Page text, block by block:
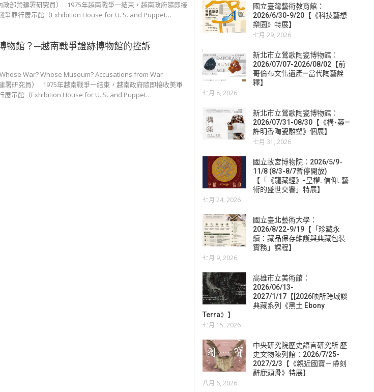
部營建署研究員） 1975年越南戰爭一結束，越南政府隨即接
爭罪行展示館（Exhibition House for U. S. and Puppet…
物館？─越南戰爭證跡博物館的控訴
War? Whose Museum? Accusations from War
研究員） 1975年越南戰爭一結束，越南政府隨即接收美軍
展示館（Exhibition House for U. S. and Puppet…
國立臺灣藝術教育館：
2026/6/30-9/20【《科技藝想
樂園》特展】
七月 29, 2026
新北市立鶯歌陶瓷博物館：
2026/07/07-2026/08/02【前
哥倫布文化遺產—當代陶藝詮
釋】
七月 8, 2026
新北市立鶯歌陶瓷博物館：
2026/07/31-08/30【《構･築—
許明香陶瓷雕塑》個展】
七月 31, 2026
國立故宮博物院：2026/5/9-
11/8 (8/3-8/7暫停開放)
【「《龍藏經》-皇權. 信仰. 藝
術的盛世交響」特展】
七月 24, 2026
國立臺北藝術大學：
2026/8/22-9/19【「珍藏永
續：藏品保存維護與典藏包裝
實務」課程】
七月 9, 2026
高雄市立美術館：
2026/06/13-
2027/1/17【[2026映所跨域談
典藏系列《黑土 Ebony
Terra》】
七月 15, 2026
中央研究院歷史語言研究所 歷
史文物陳列館：2026/7/25-
2027/2/3【《親近國寶－帶刻
辭鹿頭骨》特展】
八月 6, 2026